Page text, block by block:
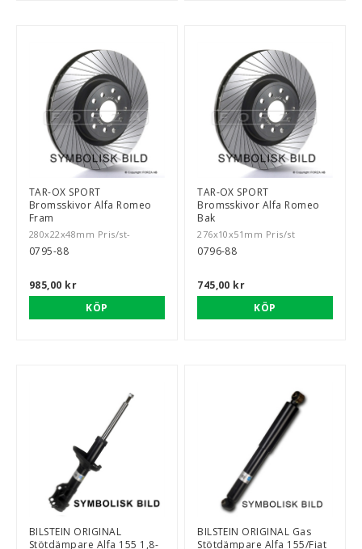
RALLY-RACING-DELAR
TAR-OX SPORT
Bromsskivor Alfa Romeo
Fram
280x22x48mm Pris/st-
0795-88
985,00 kr
KÖP
TAR-OX SPORT
Bromsskivor Alfa Romeo
Bak
276x10x51mm Pris/st
0796-88
745,00 kr
KÖP
BILSTEIN ORIGINAL
Stötdämpare Alfa 155 1,8-
BILSTEIN ORIGINAL Gas
Stötdämpare Alfa 155/Fiat